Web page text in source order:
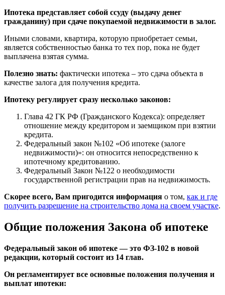
Ипотека представляет собой ссуду (выдачу денег
гражданину) при сдаче покупаемой недвижимости в залог.
Иными словами, квартира, которую приобретает семьи,
является собственностью банка то тех пор, пока не будет
выплачена взятая сумма.
Полезно знать: фактически ипотека – это сдача объекта в
качестве залога для получения кредита.
Ипотеку регулирует сразу несколько законов:
Глава 42 ГК РФ (Гражданского Кодекса): определяет
отношение между кредитором и заемщиком при взятии
кредита.
Федеральный закон №102 «Об ипотеке (залоге
недвижимости)»: он относится непосредственно к
ипотечному кредитованию.
Федеральный Закон №122 о необходимости
государственной регистрации прав на недвижимость.
Скорее всего, Вам пригодится информация о том, как и где
получить разрешение на строительство дома на своем участке.
Общие положения Закона об ипотеке
Федеральный закон об ипотеке — это ФЗ-102 в новой
редакции, который состоит из 14 глав.
Он регламентирует все основные положения получения и
выплат ипотеки: